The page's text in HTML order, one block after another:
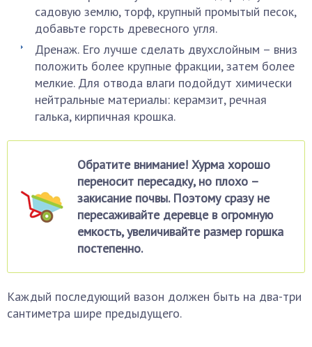
садовую землю, торф, крупный промытый песок,
добавьте горсть древесного угля.
Дренаж. Его лучше сделать двухслойным – вниз
положить более крупные фракции, затем более
мелкие. Для отвода влаги подойдут химически
нейтральные материалы: керамзит, речная
галька, кирпичная крошка.
Обратите внимание! Хурма хорошо
переносит пересадку, но плохо –
закисание почвы. Поэтому сразу не
пересаживайте деревце в огромную
емкость, увеличивайте размер горшка
постепенно.
Каждый последующий вазон должен быть на два-три
сантиметра шире предыдущего.